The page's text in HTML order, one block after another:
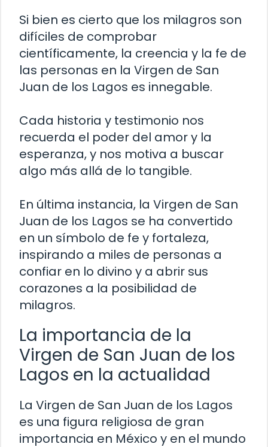
Si bien es cierto que los milagros son
difíciles de comprobar
científicamente, la creencia y la fe de
las personas en la Virgen de San
Juan de los Lagos es innegable.
Cada historia y testimonio nos
recuerda el poder del amor y la
esperanza, y nos motiva a buscar
algo más allá de lo tangible.
En última instancia, la Virgen de San
Juan de los Lagos se ha convertido
en un símbolo de fe y fortaleza,
inspirando a miles de personas a
confiar en lo divino y a abrir sus
corazones a la posibilidad de
milagros.
La importancia de la
Virgen de San Juan de los
Lagos en la actualidad
La Virgen de San Juan de los Lagos
es una figura religiosa de gran
importancia en México y en el mundo